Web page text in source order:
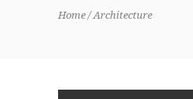
Home Architecture